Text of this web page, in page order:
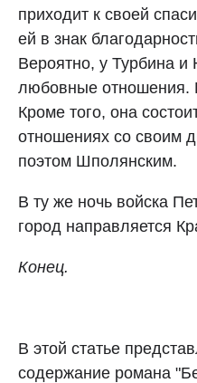
приходит к своей
ей в знак
Вероятно, у Турбина
любовные
Кроме того, она
отношениях со своим
поэтом Шполянским.
В ту же ночь войска
город направляется
Конец.
В этой статье
содержание романа